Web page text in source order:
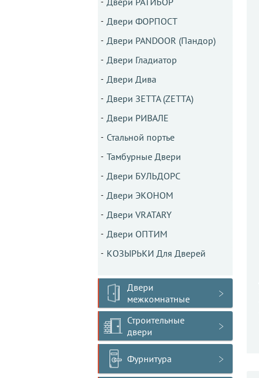
Двери ФОРПОСТ
Двери PANDOOR (Пандор)
Двери Гладиатор
Двери Дива
Двери ЗЕТТА (ZETTA)
Двери РИВАЛЕ
Стальной портье
Тамбурные Двери
Двери БУЛЬДОРС
Двери ЭКОНОМ
Двери VRATARY
Двери ОПТИМ
КОЗЫРЬКИ Для Дверей
Двери
межкомнатные
Строительные
двери
Фурнитура